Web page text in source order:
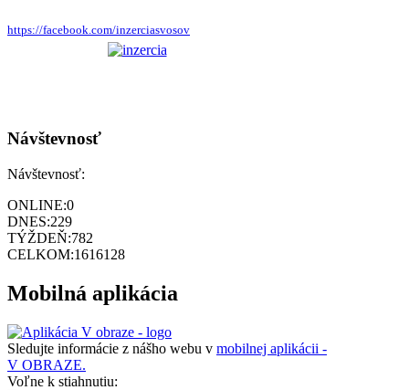
https://facebook.com/inzerciasvosov
Návštevnosť
Návštevnosť:
ONLINE:0
DNES:229
TÝŽDEŇ:782
CELKOM:1616128
Mobilná aplikácia
Sledujte informácie z nášho webu v mobilnej aplikácii -
V OBRAZE.
Voľne k stiahnutiu: